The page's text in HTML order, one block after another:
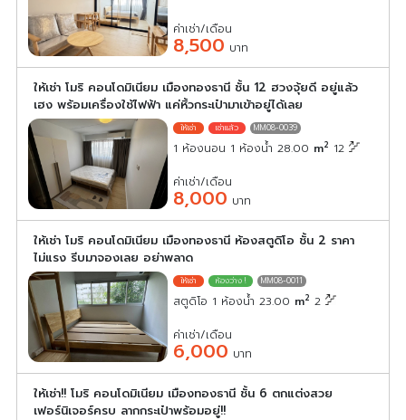
ค่าเช่า/เดือน
8,500 บาท
ให้เช่า โมริ คอนโดมิเนียม เมืองทองธานี ชั้น 12 ฮวงจุ้ยดี อยู่แล้ว
เฮง พร้อมเครื่องใช้ไฟฟ้า แค่หิ้วกระเป๋ามาเข้าอยู่ได้เลย
MM08-0039
1 ห้องนอน 1 ห้องน้ำ 28.00 m2 12
ค่าเช่า/เดือน
8,000 บาท
ให้เช่า โมริ คอนโดมิเนียม เมืองทองธานี ห้องสตูดิโอ ชั้น 2 ราคา
ไม่แรง รีบมาจองเลย อย่าพลาด
MM08-0011
สตูดิโอ 1 ห้องน้ำ 23.00 m2 2
ค่าเช่า/เดือน
6,000 บาท
ให้เช่า!! โมริ คอนโดมิเนียม เมืองทองธานี ชั้น 6 ตกแต่งสวย
เฟอร์นิเจอร์ครบ ลากกระเป๋าพร้อมอยู่!!